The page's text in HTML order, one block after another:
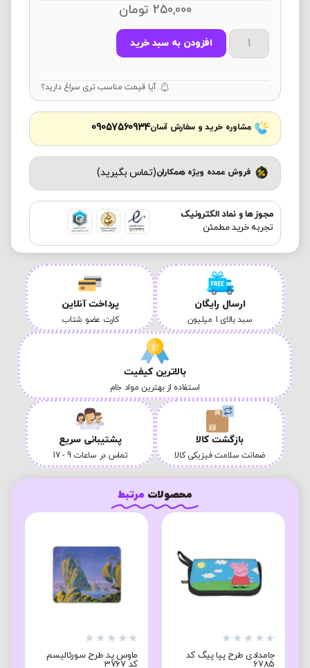
250,000 تومان
افزودن به سبد خرید
آیا قیمت مناسب تری سراغ دارید؟
مشاوره خرید و سفارش آسان09057560934
فروش عمده ویژه همکاران(تماس بگیرید)
مجوز ها و نماد الکترونیک
تجربه خرید مطمئن
ارسال رایگان
سبد بالای 1 میلیون
پرداخت آنلاین
کارت عضو شتاب
بالاترین کیفیت
استفاده از بهترین مواد خام
بازگشت کالا
ضمانت سلامت فیزیکی کالا
پشتیبانی سریع
تماس در ساعات 9 - 17
محصولات مرتبط
★
★
★
★
★
جامدادی طرح پپا پیگ کد
6785
★
★
★
★
★
ماوس پد طرح سورئالیسم
کد 3767